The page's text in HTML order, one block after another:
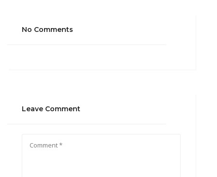
No Comments
Leave Comment